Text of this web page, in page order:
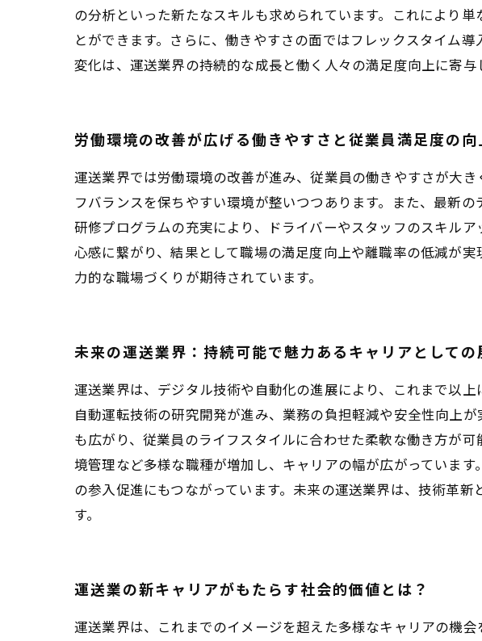
の分析といった新たなスキルも求められています。これにより
とができます。さらに、働きやすさの面ではフレックスタイム
変化は、運送業界の持続的な成長と働く人々の満足度向上に寄
労働環境の改善が広げる働きやすさと従業員満足度の向
運送業界では労働環境の改善が進み、従業員の働きやすさが大
フバランスを保ちやすい環境が整いつつあります。また、最新
研修プログラムの充実により、ドライバーやスタッフのスキル
心感に繋がり、結果として職場の満足度向上や離職率の低減が
力的な職場づくりが期待されています。
未来の運送業界：持続可能で魅力あるキャリアとしての
運送業界は、デジタル技術や自動化の進展により、これまで以
自動運転技術の研究開発が進み、業務の負担軽減や安全性向上
も広がり、従業員のライフスタイルに合わせた柔軟な働き方が
境管理など多様な職種が増加し、キャリアの幅が広がっていま
の参入促進にもつながっています。未来の運送業界は、技術革
す。
運送業の新キャリアがもたらす社会的価値とは？
運送業界は、これまでのイメージを超えた多様なキャリアの機